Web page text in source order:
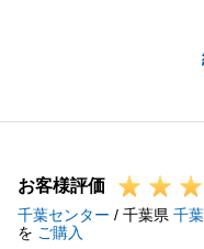
たら、お気軽にお申
お客様評価
千葉センター / 千葉県 千
を ご購入